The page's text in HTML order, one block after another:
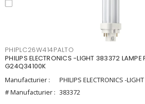
PHIPLC26W414PALTO
PHILIPS ELECTRONICS -LIGHT 383372 LAMPE
G24Q34100K
Manufacturier :
PHILIPS ELECTRONICS -LIGHT
# Manufacturier : 383372